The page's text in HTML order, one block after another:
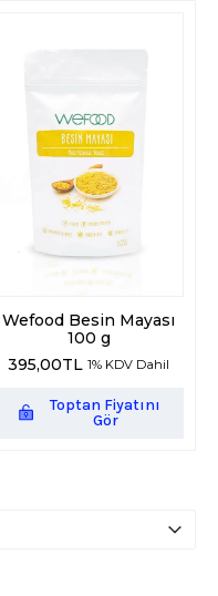
Wefood Besin Mayası
100 g
395,00TL 1% KDV Dahil
Toptan Fiyatını
Gör